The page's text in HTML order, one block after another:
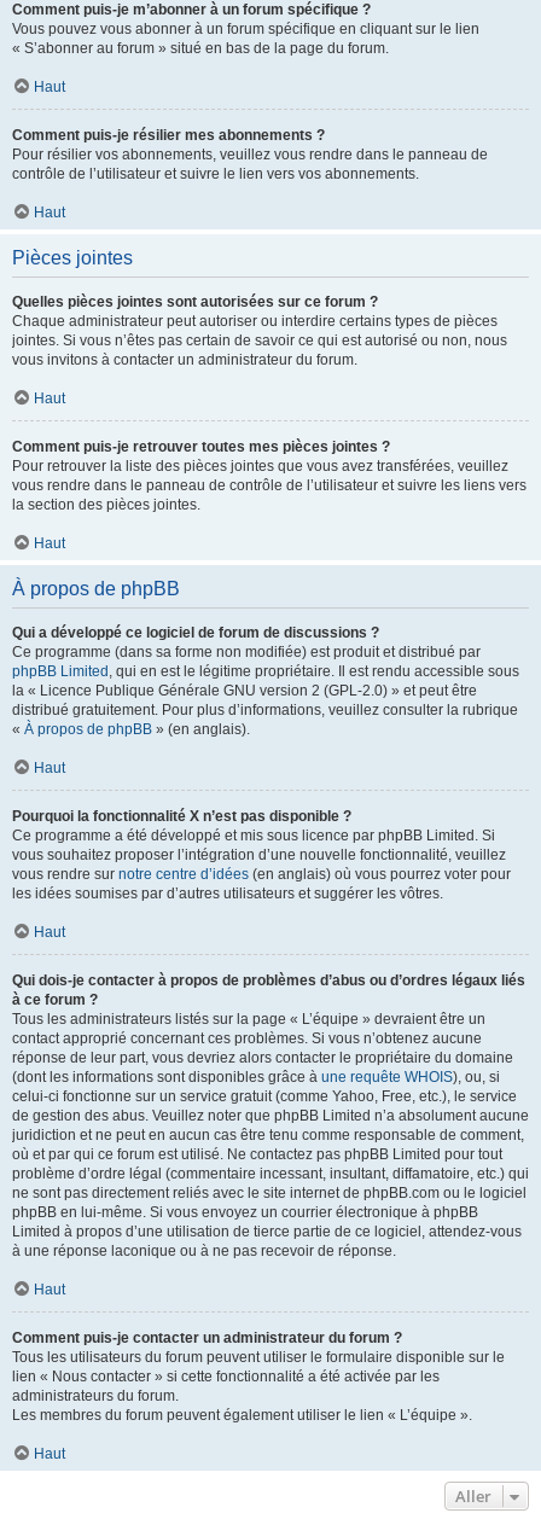
Comment puis-je m’abonner à un forum spécifique ?
Vous pouvez vous abonner à un forum spécifique en cliquant sur le lien
« S’abonner au forum » situé en bas de la page du forum.
Haut
Comment puis-je résilier mes abonnements ?
Pour résilier vos abonnements, veuillez vous rendre dans le panneau de
contrôle de l’utilisateur et suivre le lien vers vos abonnements.
Haut
Pièces jointes
Quelles pièces jointes sont autorisées sur ce forum ?
Chaque administrateur peut autoriser ou interdire certains types de pièces
jointes. Si vous n’êtes pas certain de savoir ce qui est autorisé ou non, nous
vous invitons à contacter un administrateur du forum.
Haut
Comment puis-je retrouver toutes mes pièces jointes ?
Pour retrouver la liste des pièces jointes que vous avez transférées, veuillez
vous rendre dans le panneau de contrôle de l’utilisateur et suivre les liens vers
la section des pièces jointes.
Haut
À propos de phpBB
Qui a développé ce logiciel de forum de discussions ?
Ce programme (dans sa forme non modifiée) est produit et distribué par
phpBB Limited , qui en est le légitime propriétaire. Il est rendu accessible sous
la « Licence Publique Générale GNU version 2 (GPL-2.0) » et peut être
distribué gratuitement. Pour plus d’informations, veuillez consulter la rubrique
« À propos de phpBB » (en anglais).
Haut
Pourquoi la fonctionnalité X n’est pas disponible ?
Ce programme a été développé et mis sous licence par phpBB Limited. Si
vous souhaitez proposer l’intégration d’une nouvelle fonctionnalité, veuillez
vous rendre sur notre centre d’idées (en anglais) où vous pourrez voter pour
les idées soumises par d’autres utilisateurs et suggérer les vôtres.
Haut
Qui dois-je contacter à propos de problèmes d’abus ou d’ordres légaux liés
à ce forum ?
Tous les administrateurs listés sur la page « L’équipe » devraient être un
contact approprié concernant ces problèmes. Si vous n’obtenez aucune
réponse de leur part, vous devriez alors contacter le propriétaire du domaine
(dont les informations sont disponibles grâce à une requête WHOIS), ou, si
celui-ci fonctionne sur un service gratuit (comme Yahoo, Free, etc.), le service
de gestion des abus. Veuillez noter que phpBB Limited n’a absolument aucune
juridiction et ne peut en aucun cas être tenu comme responsable de comment,
où et par qui ce forum est utilisé. Ne contactez pas phpBB Limited pour tout
problème d’ordre légal (commentaire incessant, insultant, diffamatoire, etc.) qui
ne sont pas directement reliés avec le site internet de phpBB.com ou le logiciel
phpBB en lui-même. Si vous envoyez un courrier électronique à phpBB
Limited à propos d’une utilisation de tierce partie de ce logiciel, attendez-vous
à une réponse laconique ou à ne pas recevoir de réponse.
Haut
Comment puis-je contacter un administrateur du forum ?
Tous les utilisateurs du forum peuvent utiliser le formulaire disponible sur le
lien « Nous contacter » si cette fonctionnalité a été activée par les
administrateurs du forum.
Les membres du forum peuvent également utiliser le lien « L’équipe ».
Haut
Aller